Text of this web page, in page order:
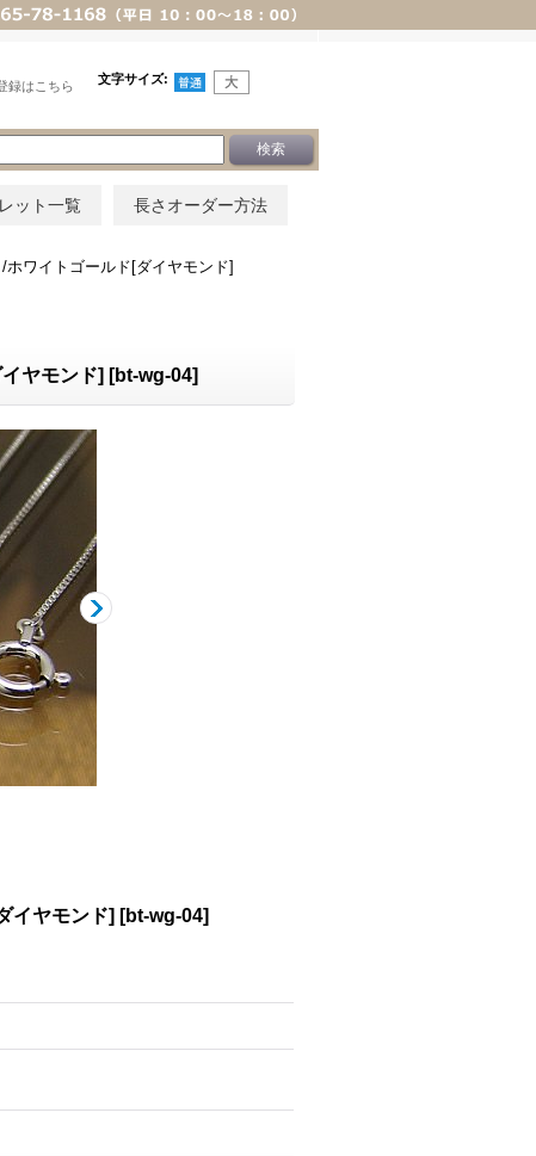
文字サイズ:
録はこちら
ット一覧 長さオーダー方法
ワイトゴールド[ダイヤモンド]
ヤモンド] [bt-wg-04]
イヤモンド] [bt-wg-04]